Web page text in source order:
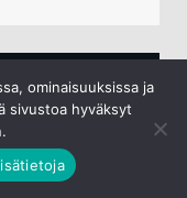
ominaisuuksissa ja
sivustoa hyväksyt